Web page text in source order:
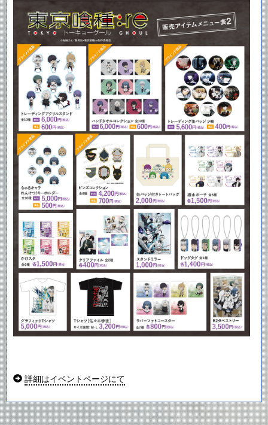
詳細はイベントページにて